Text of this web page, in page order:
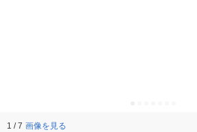
1 / 7 画像を見る